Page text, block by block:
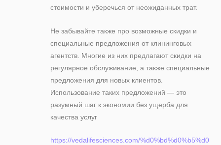
стоимости и уберечься от неожиданных трат.
Не забывайте также про возможные скидки и
специальные предложения от клининговых
агентств. Многие из них предлагают скидки на
регулярное обслуживание, а также специальные
предложения для новых клиентов.
Использование таких предложений — это
разумный шаг к экономии без ущерба для
качества услуг
https://vedalifesciences.com/%d0%bd%d0%b5%d0